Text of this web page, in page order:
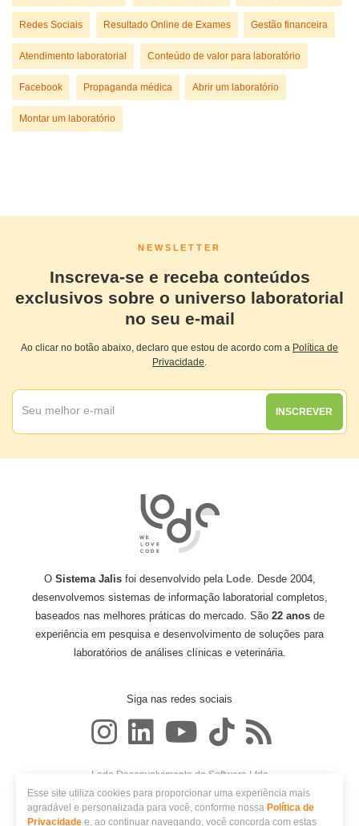
Redes Sociais Resultado Online de Exames Gestão financeira
Atendimento laboratorial Conteúdo de valor para laboratório
Facebook Propaganda médica Abrir um laboratório
Montar um laboratório
NEWSLETTER
Inscreva-se e receba conteúdos
exclusivos sobre o universo laboratorial
no seu e-mail
Ao clicar no botão abaixo, declaro que estou de acordo com a Política de
Privacidade.
INSCREVER
O Sistema Jalisfoi desenvolvido pela Lode. Desde 2004,
desenvolvemos sistemas de informação laboratorial completos,
baseados nas melhores práticas do mercado. São 22 anosde
experiência em pesquisa e desenvolvimento de soluções para
laboratórios de análises clínicas e veterinária.
Siga nas redes sociais
Lode Desenvolvimento de Software Ltda
CNPJ: 06.986.648/0001-65
Avenida Nóbrega, 548
CEP 87014-180 - Maringá, PR
Esse site utiliza cookies para proporcionar uma experiência mais
agradável e personalizada para você, conforme nossaPolítica de
Privacidade e, ao continuar navegando, você concorda com estas